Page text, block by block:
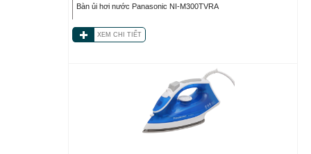
Bàn ủi hơi nước Panasonic NI-M300TVRA
XEM CHI TIẾT